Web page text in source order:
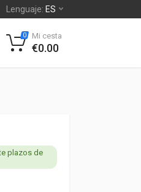
Lenguaje: ES
0 Mi cesta
€0.00
plazos de